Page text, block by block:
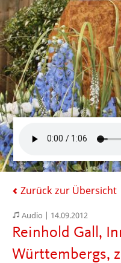
Zurück zur Übersicht
Audio | 14.09.2012
Reinhold Gall,
Württembergs,